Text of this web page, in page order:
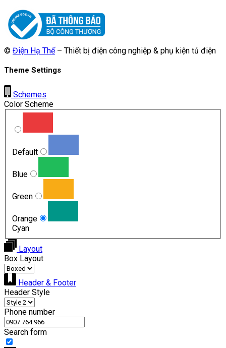
© Điện Hạ Thế– Thiết bị điện công nghiệp & phụ kiện tủ điện
Theme Settings
Schemes
Color Scheme
Default
Blue
Green
Orange
Cyan
Layout
Box Layout
Header & Footer
Header Style
Phone number
Search form